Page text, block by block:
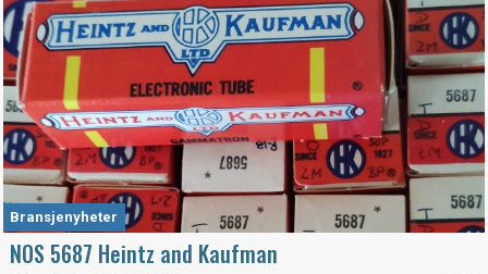
Bransjenyheter
NOS 5687 Heintz and Kaufman